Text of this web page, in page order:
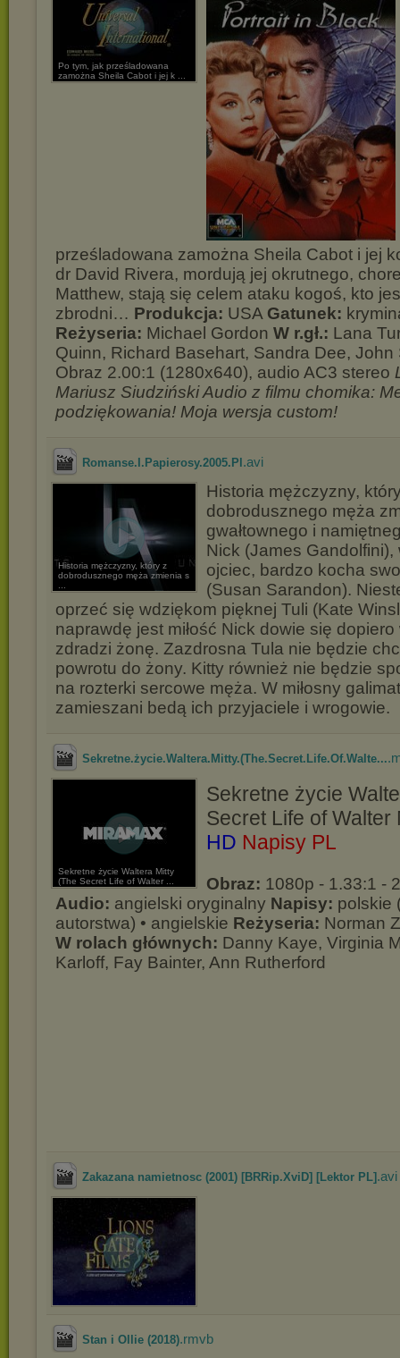
Po tym, jak prześladowana
zamożna Sheila Cabot i jej k ...
prześladowana zamożna Sheila Cabot i jej
dr David Rivera, mordują jej okrutnego,
Matthew, stają się celem ataku kogoś, kto
zbrodni… Produkcja: USA Gatunek:
Reżyseria: Michael Gordon W r.gł.: Lana
Quinn, Richard Basehart, Sandra Dee, John
Obraz 2.00:1 (1280x640), audio AC3 stereo
Mariusz Siudziński Audio z filmu chomika:
podziękowania! Moja wersja custom!
Romanse.I.Papierosy.2005.Pl .avi
Historia mężczyzny, który z
dobrodusznego męża zmienia s
...
Historia mężczyzny,
dobrodusznego męża
gwałtownego i
Nick (James
ojciec, bardzo kocha
(Susan Sarandon).
oprzeć się wdziękom pięknej Tuli (Kate
naprawdę jest miłość Nick dowie się
zdradzi żonę. Zazdrosna Tula nie będzie
powrotu do żony. Kitty również nie będzie
na rozterki sercowe męża. W miłosny
zamieszani bedą ich przyjaciele i wrogowie.
Sekretne.życie.Waltera.Mitty.(The.Secret.Life.Of.Walte...
Sekretne życie Waltera Mitty
(The Secret Life of Walter ...
Sekretne życie
Secret Life of
HD Napisy PL
Obraz: 1080p - 1.33:1 -
Audio: angielski oryginalny Napisy: polskie
autorstwa) • angielskie Reżyseria: Norman
W rolach głównych: Danny Kaye, Virginia
Karloff, Fay Bainter, Ann Rutherford
Zakazana namietnosc (2001) [BRRip.XviD] [Lektor PL] .avi
Stan i Ollie (2018).rmvb